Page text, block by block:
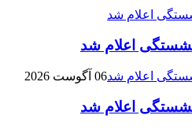
اعلام شد
06 آگوست 2026
اعلام شد